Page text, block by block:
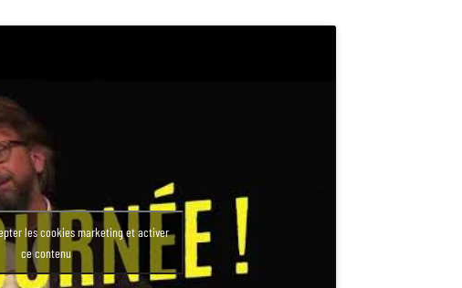
les cookies marketing et activer
ce contenu